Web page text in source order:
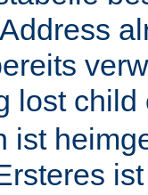
lost
ist